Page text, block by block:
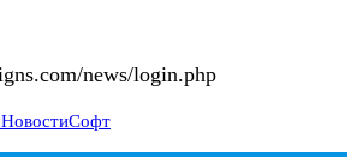
news/login.php
НовостиСофт